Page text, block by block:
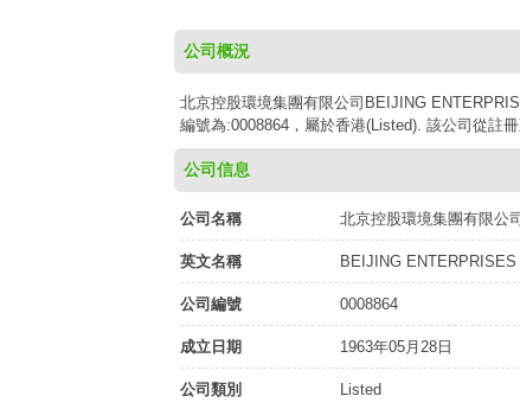
公司概況
北京控股環境集團有限公司BEIJING
編號為:0008864，屬於香港(Listed). 該公司從註
公司信息
公司名稱 北京控股環境集團有限公司
英文名稱 BEIJING
公司編號 0008864
成立日期 1963年05月28日
公司類別 Listed